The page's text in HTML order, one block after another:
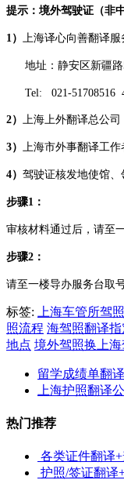
提示：境外驾驶证（非
1） 上海译心向善翻译服
地址：静安区新疆路
Tel: 021 -51708516
2） 上海上外翻译总公司
3） 上海市外事翻译工
4） 驾驶证核发地使馆、
步骤1：
审核材料通过后，请至
步骤2：
请至一楼导办服务台取
标签: 上海车管所驾
照流程 海驾照翻译指
地点 境外驾照换上海
留学成绩单翻译
上海护照翻译
热门推荐
各类证件翻译
护照/签证翻译